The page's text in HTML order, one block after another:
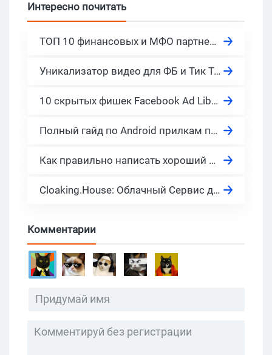
Интересно почитать
ТОП 10 финансовых и МФО партнерок Украины, актуальные CPA сети в 2026
Уникализатор видео для ФБ и Тик Ток. Как бесплатно уникализировать видео креативы для Ютуб и других рекламных сетей
10 скрытых фишек Facebook Ad Library. Как посмотреть в Facebook рекламу конкурентов?
Полный гайд по Android прилкам под арбитраж трафика в 2026
Как правильно написать хороший отзыв в 2026?
Cloaking.House: Облачный Сервис для Клоакинга, актуально в 2026
Комментарии